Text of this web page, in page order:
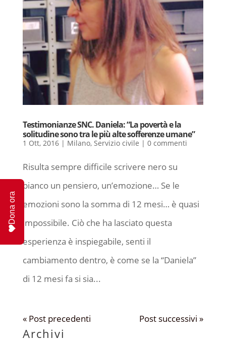
Testimonianze SNC. Daniela: “La povertà e la
solitudine sono tra le più alte sofferenze umane”
1 Ott, 2016| Milano, Servizio civile | 0 commenti
Risulta sempre difficile scrivere nero su
bianco un pensiero, un’emozione… Se le
emozioni sono la somma di 12 mesi… è quasi
impossibile. Ciò che ha lasciato questa
esperienza è inspiegabile, senti il
cambiamento dentro, è come se la “Daniela”
di 12 mesi fa si sia...
« Post precedenti Post successivi »
Archivi
Dona ora